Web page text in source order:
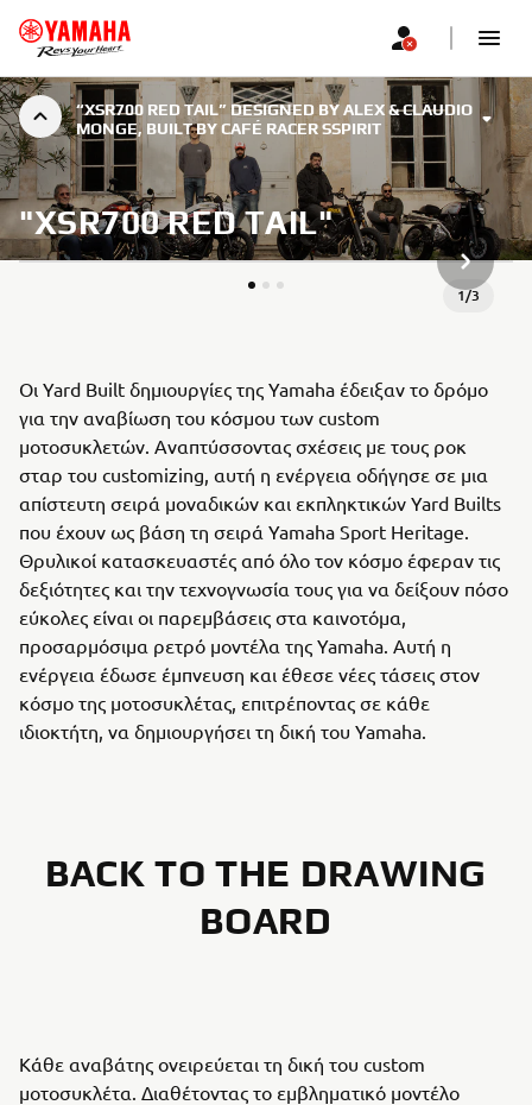
“XSR700 RED TAIL” DESIGNED BY ALEX & CLAUDIO
MONGE, BUILT BY CAFÉ RACER SSPIRIT
"XSR700 RED TAIL"
1/3
ΝΈΟ
Οι Yard Built δημιουργίες της Yamaha έδειξαν το δρόμο
για την αναβίωση του κόσμου των custom
μοτοσυκλετών. Αναπτύσσοντας σχέσεις με τους ροκ
σταρ του customizing, αυτή η ενέργεια οδήγησε σε μια
απίστευτη σειρά μοναδικών και εκπληκτικών Yard Builts
που έχουν ως βάση τη σειρά Yamaha Sport Heritage.
Θρυλικοί κατασκευαστές από όλο τον κόσμο έφεραν τις
δεξιότητες και την τεχνογνωσία τους για να δείξουν πόσο
εύκολες είναι οι παρεμβάσεις στα καινοτόμα,
προσαρμόσιμα ρετρό μοντέλα της Yamaha. Αυτή η
ενέργεια έδωσε έμπνευση και έθεσε νέες τάσεις στον
κόσμο της μοτοσυκλέτας, επιτρέποντας σε κάθε
ιδιοκτήτη, να δημιουργήσει τη δική του Yamaha.
BACK TO THE DRAWING
BOARD
Κάθε αναβάτης ονειρεύεται τη δική του custom
μοτοσυκλέτα. Διαθέτοντας το εμβληματικό μοντέλο